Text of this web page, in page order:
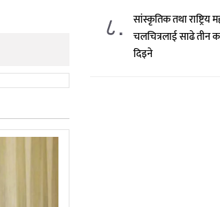
८.
सांस्कृतिक तथा राष्ट्रिय
चलचित्रलाई साढे तीन
दिइने